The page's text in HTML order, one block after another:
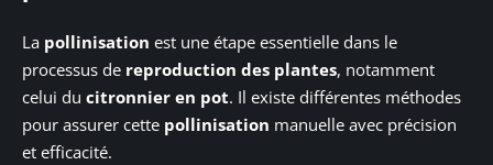
La pollinisation est une étape essentielle dans le
processus de reproduction des plantes, notamment
celui du citronnier en pot. Il existe différentes méthodes
pour assurer cette pollinisation manuelle avec précision
et efficacité.